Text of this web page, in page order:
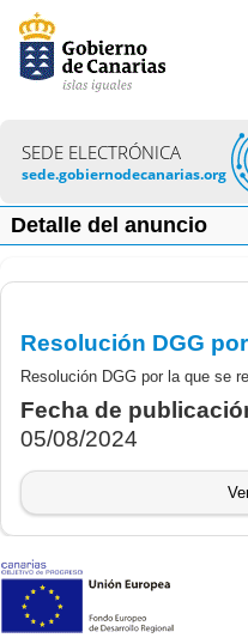
SEDE ELECTRÓNICA
sede.gobiernodecanarias.org
Detalle del anuncio
Fecha de
05/08/2024